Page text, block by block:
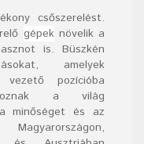
csőszerelést.
gépeknövelik a
is. Büszkén
amelyek
vezető pozícióba
a világ
minőséget és az